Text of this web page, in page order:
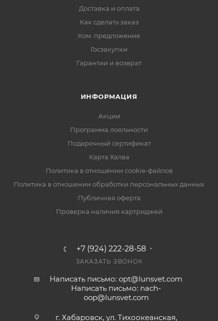
Доставка и оплата
Как сделать заказ
Ком. предложение
Госзакупки
Гарантии и возврат
ИНФОРМАЦИЯ
Акции
Программа лояльности
Подарочный сертификат
Карта Халва
Политика в отношении cookie-файлов
Политика в отношении обработки персональных данных
Публичная оферта
Проверка наличия картриджей
+7 (924) 222-28-58
ЗАКАЗАТЬ ЗВОНОК
Написать письмо: opt@lunsvet.com
Написать письмо: nach-
oop@lunsvet.com
г. Хабаровск, ул. Тихоокеанская,